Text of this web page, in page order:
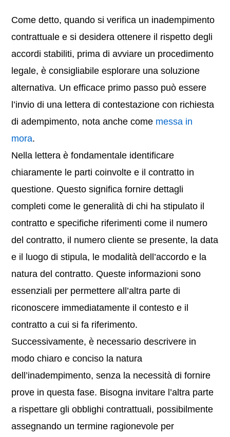
Come detto, quando si verifica un inadempimento
contrattuale e si desidera ottenere il rispetto degli
accordi stabiliti, prima di avviare un procedimento
legale, è consigliabile esplorare una soluzione
alternativa. Un efficace primo passo può essere
l’invio di una lettera di contestazione con richiesta
di adempimento, nota anche come messa in
mora.
Nella lettera è fondamentale identificare
chiaramente le parti coinvolte e il contratto in
questione. Questo significa fornire dettagli
completi come le generalità di chi ha stipulato il
contratto e specifiche riferimenti come il numero
del contratto, il numero cliente se presente, la data
e il luogo di stipula, le modalità dell’accordo e la
natura del contratto. Queste informazioni sono
essenziali per permettere all’altra parte di
riconoscere immediatamente il contesto e il
contratto a cui si fa riferimento.
Successivamente, è necessario descrivere in
modo chiaro e conciso la natura
dell’inadempimento, senza la necessità di fornire
prove in questa fase. Bisogna invitare l’altra parte
a rispettare gli obblighi contrattuali, possibilmente
assegnando un termine ragionevole per